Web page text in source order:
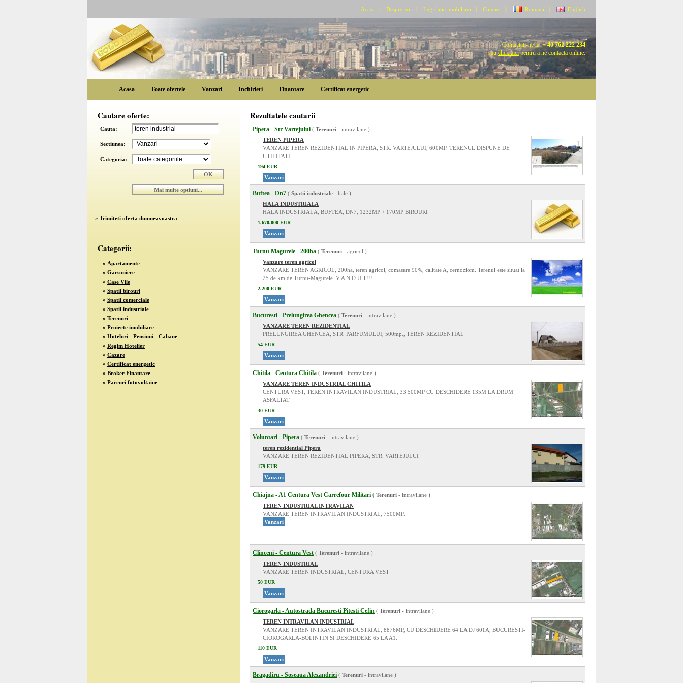
Acasa | Despre noi | Legislatie imobiliara | Contact || Romana | English
Contactati-ne la:+ 40 762 222 234
sauclick aicipentru a ne contacta online.
Acasa Toate ofertele Vanzari Inchirieri Finantare Certificat energetic
Cautare oferte:
Cauta:
Sectiunea:
Categoria:
» Trimiteti oferta dumneavoastra
Categorii:
» Apartamente
» Garsoniere
» Case Vile
» Spatii birouri
» Spatii comerciale
» Spatii industriale
» Terenuri
» Proiecte imobiliare
» Hoteluri - Pensiuni - Cabane
» Regim Hotelier
» Cazare
» Certificat energetic
» Broker Finantare
» Parcuri fotovoltaice
Rezultatele cautarii
Pipera - Str Vartejului ( Terenuri - intravilane )
TEREN PIPERA
VANZARE TEREN REZIDENTIAL IN PIPERA, STR. VARTEJULUI, 600MP. TERENUL DISPUNE DE
UTILITATI.
194 EUR
Vanzari
Buftea - Dn7 ( Spatii industriale - hale )
HALA INDUSTRIALA
HALA INDUSTRIALA, BUFTEA, DN7, 1232MP + 170MP BIROURI
1.670.000 EUR
Vanzari
Turnu Magurele - 200ha ( Terenuri - agricol )
Vanzare teren agricol
VANZARE TEREN AGRICOL, 200ha, teren agricol, comasare 90%, calitate A, cernoziom. Terenul este situat la
25 de km de Turnu-Magurele. V A N D U T!!!
2.200 EUR
Vanzari
Bucuresti - Prelungirea Ghencea ( Terenuri - intravilane )
VANZARE TEREN REZIDENTIAL
PRELUNGIREA GHENCEA, STR. PARFUMULUI, 500mp., TEREN REZIDENTIAL
54 EUR
Vanzari
Chitila - Centura Chitila ( Terenuri - intravilane )
VANZARE TEREN INDUSTRIAL CHITILA
CENTURA VEST, TEREN INTRAVILAN INDUSTRIAL, 33 500MP CU DESCHIDERE 135M LA DRUM
ASFALTAT
30 EUR
Vanzari
Voluntari - Pipera ( Terenuri - intravilane )
teren rezidential Pipera
VANZARE TEREN REZIDENTIAL PIPERA, STR. VARTEJULUI
179 EUR
Vanzari
Chiajna - A1 Centura Vest Carrefour Militari ( Terenuri - intravilane )
TEREN INDUSTRIAL INTRAVILAN
VANZARE TEREN INTRAVILAN INDUSTRIAL, 7500MP.
Vanzari
Clinceni - Centura Vest ( Terenuri - intravilane )
TEREN INDUSTRIAL
VANZARE TEREN INDUSTRIAL, CENTURA VEST
50 EUR
Vanzari
Ciorogarla - Autostrada Bucuresti Pitesti Cefin ( Terenuri - intravilane )
TEREN INTRAVILAN INDUSTRIAL
VANZARE TEREN INTRAVILAN INDUSTRIAL, 8876MP, CU DESCHIDERE 64 LA DJ 601A, BUCURESTI-
CIOROGARLA-BOLINTIN SI DESCHIDERE 65 LA A1.
110 EUR
Vanzari
Bragadiru - Soseaua Alexandriei ( Terenuri - intravilane )